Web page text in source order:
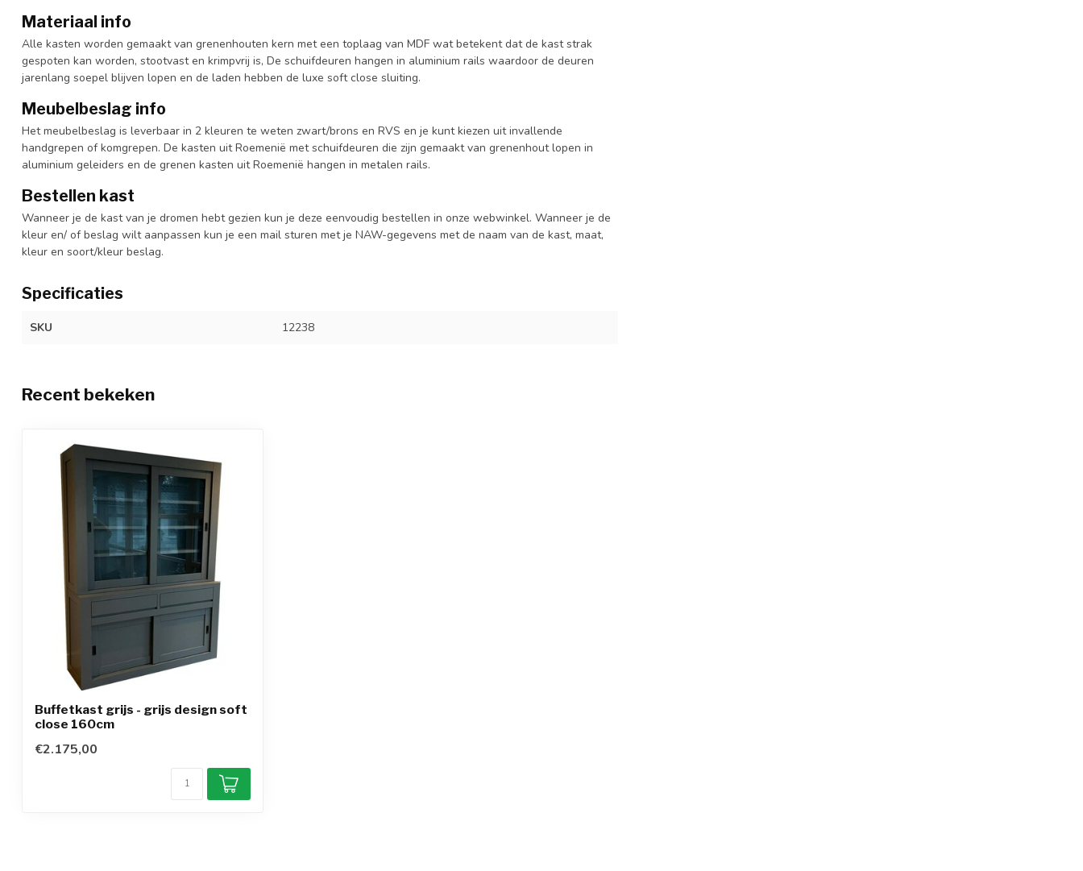
Materiaal info
Alle kasten worden gemaakt van grenenhouten kern met een toplaag van MDF wat betekent dat de kast strak
gespoten kan worden, stootvast en krimpvrij is, De schuifdeuren hangen in aluminium rails waardoor de deuren
jarenlang soepel blijven lopen en de laden hebben de luxe soft close sluiting.
Meubelbeslag info
Het meubelbeslag is leverbaar in 2 kleuren te weten zwart/brons en RVS en je kunt kiezen uit invallende
handgrepen of komgrepen. De kasten uit Roemenië met schuifdeuren die zijn gemaakt van grenenhout lopen in
aluminium geleiders en de grenen kasten uit Roemenië hangen in metalen rails.
Bestellen kast
Wanneer je de kast van je dromen hebt gezien kun je deze eenvoudig bestellen in onze webwinkel. Wanneer je de
kleur en/ of beslag wilt aanpassen kun je een mail sturen met je NAW-gegevens met de naam van de kast, maat,
kleur en soort/kleur beslag.
Specificaties
SKU 12238
Recent bekeken
Buffetkast grijs - grijs design soft
close 160cm
€2.175,00